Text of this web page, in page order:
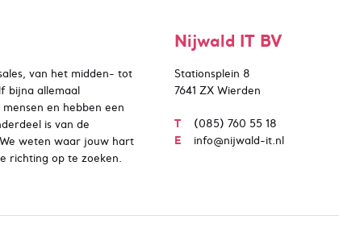
van het midden- tot
bijna allemaal
en hebben een
is van de
weten waar jouw hart
richting op te zoeken.
Nijwald IT BV
Stationsplein 8
7641 ZX Wierden
T (085) 760 55 18
E info@nijwald-it.nl